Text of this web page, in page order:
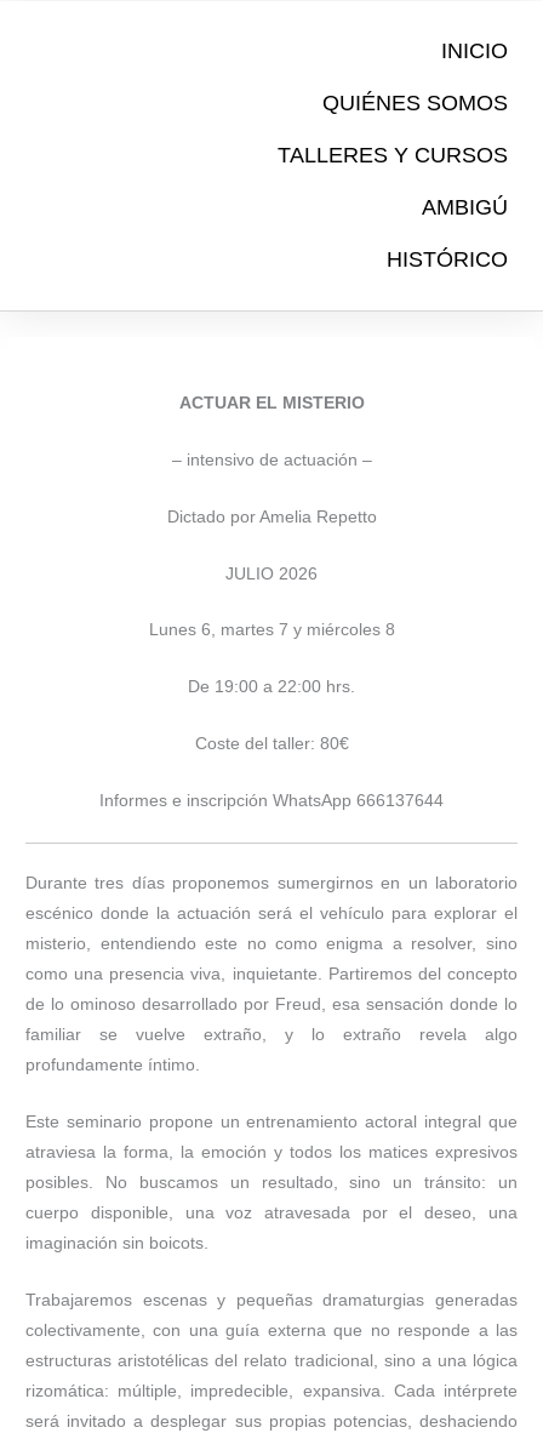
INICIO
QUIÉNES SOMOS
TALLERES Y CURSOS
AMBIGÚ
HISTÓRICO
ACTUAR EL MISTERIO
– intensivo de actuación –
Dictado por Amelia Repetto
JULIO 2026
Lunes 6, martes 7 y miércoles 8
De 19:00 a 22:00 hrs.
Coste del taller: 80€
Informes e inscripción WhatsApp 666137644
Durante tres días proponemos sumergirnos en un laboratorio
escénico donde la actuación será el vehículo para explorar el
misterio, entendiendo este no como enigma a resolver, sino
como una presencia viva, inquietante. Partiremos del concepto
de lo ominoso desarrollado por Freud, esa sensación donde lo
familiar se vuelve extraño, y lo extraño revela algo
profundamente íntimo.
Este seminario propone un entrenamiento actoral integral que
atraviesa la forma, la emoción y todos los matices expresivos
posibles. No buscamos un resultado, sino un tránsito: un
cuerpo disponible, una voz atravesada por el deseo, una
imaginación sin boicots.
Trabajaremos escenas y pequeñas dramaturgias generadas
colectivamente, con una guía externa que no responde a las
estructuras aristotélicas del relato tradicional, sino a una lógica
rizomática: múltiple, impredecible, expansiva. Cada intérprete
será invitado a desplegar sus propias potencias, deshaciendo